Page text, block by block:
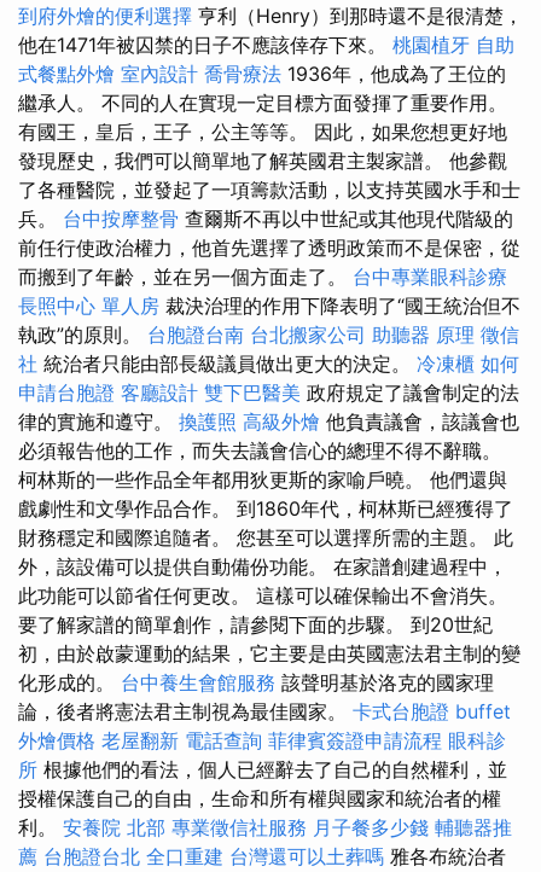
到府外燴的便利選擇 亨利（Henry）到那時還不是很清楚，
他在1471年被囚禁的日子不應該倖存下來。 桃園植牙 自助
式餐點外燴 室內設計 喬骨療法 1936年，他成為了王位的
繼承人。 不同的人在實現一定目標方面發揮了重要作用。
有國王，皇后，王子，公主等等。 因此，如果您想更好地
發現歷史，我們可以簡單地了解英國君主製家譜。 他參觀
了各種醫院，並發起了一項籌款活動，以支持英國水手和士
兵。 台中按摩整骨 查爾斯不再以中世紀或其他現代階級的
前任行使政治權力，他首先選擇了透明政策而不是保密，從
而搬到了年齡，並在另一個方面走了。 台中專業眼科診療
長照中心 單人房 裁決治理的作用下降表明了“國王統治但不
執政”的原則。 台胞證台南 台北搬家公司 助聽器 原理 徵信
社 統治者只能由部長級議員做出更大的決定。 冷凍櫃 如何
申請台胞證 客廳設計 雙下巴醫美 政府規定了議會制定的法
律的實施和遵守。 換護照 高級外燴 他負責議會，該議會也
必須報告他的工作，而失去議會信心的總理不得不辭職。
柯林斯的一些作品全年都用狄更斯的家喻戶曉。 他們還與
戲劇性和文學作品合作。 到1860年代，柯林斯已經獲得了
財務穩定和國際追隨者。 您甚至可以選擇所需的主題。 此
外，該設備可以提供自動備份功能。 在家譜創建過程中，
此功能可以節省任何更改。 這樣可以確保輸出不會消失。
要了解家譜的簡單創作，請參閱下面的步驟。 到20世紀
初，由於啟蒙運動的結果，它主要是由英國憲法君主制的變
化形成的。 台中養生會館服務 該聲明基於洛克的國家理
論，後者將憲法君主制視為最佳國家。 卡式台胞證 buffet
外燴價格 老屋翻新 電話查詢 菲律賓簽證申請流程 眼科診
所 根據他們的看法，個人已經辭去了自己的自然權利，並
授權保護自己的自由，生命和所有權與國家和統治者的權
利。 安養院 北部 專業徵信社服務 月子餐多少錢 輔聽器推
薦 台胞證台北 全口重建 台灣還可以土葬嗎 雅各布統治者